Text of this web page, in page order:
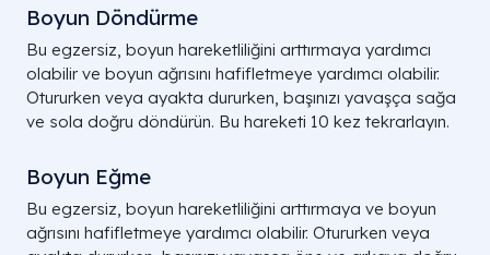
Boyun Döndürme
Bu egzersiz, boyun hareketliliğini arttırmaya yardımcı
olabilir ve boyun ağrısını hafifletmeye yardımcı olabilir.
Otururken veya ayakta dururken, başınızı yavaşça sağa
ve sola doğru döndürün. Bu hareketi 10 kez tekrarlayın.
Boyun Eğme
Bu egzersiz, boyun hareketliliğini arttırmaya ve boyun
ağrısını hafifletmeye yardımcı olabilir. Otururken veya